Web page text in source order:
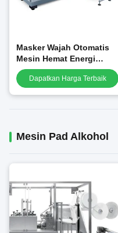
Masker Wajah Otomatis
Mesin Hemat Energi
Kapasitas Bagus Operasi
HalusDapatkan Harga Terbaik
Mesin Pad Alkohol